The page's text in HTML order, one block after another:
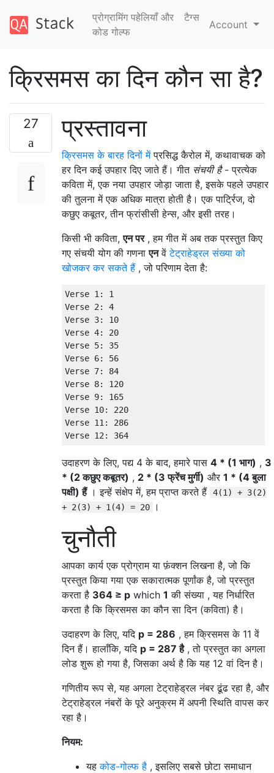
प्रोग्रामिंग पहेलियाँ और
कोड गोल्फ
टैग्‍स
Account
क्रिसमस का दिन कौन सा है?
27 प्रस्तावना
क्रिसमस के बारह दिनों मेंप्रसिद्ध कैरोल में, कथावाचक को
हर दिन कई उपहार दिए जाते हैं। गीत संचयी है- प्रत्येक
कविता में, एक नया उपहार जोड़ा जाता है, इसके पहले उपहार
की तुलना में एक अधिक मात्रा होती है। एक पार्ट्रिज, दो
कछुए कबूतर, तीन फ्रांसीसी हेन्स, और इसी तरह।
किसी भी कविता,एन पर, हम गीत में अब तक प्रस्तुत किए
गए संचयी योग की गणनाएनवेंटेट्राहेड्रल संख्या को
खोजकर कर सकते हैं, जो परिणाम देता है:
Verse 1: 1
Verse 2: 4
Verse 3: 10
Verse 4: 20
Verse 5: 35
Verse 6: 56
Verse 7: 84
Verse 8: 120
Verse 9: 165
Verse 10: 220
Verse 11: 286
उदाहरण के लिए, पद्य 4 के बाद, हमारे पास 4 * (1 भाग) , 3
* (2 कछुए कबूतर) , 2 * (3 फ्रेंच मुर्गी) और 1 * (4 बुला
पक्षी) हैं। इन्हें संक्षेप में, हम प्राप्त करते हैं 4(1) + 3(2)
+ 2(3) + 1(4) = 20
।
चुनौती
आपका कार्य एक प्रोग्राम या फ़ंक्शन लिखना है, जो कि
प्रस्तुत किया गया एक सकारात्मक पूर्णांक है, जो प्रस्तुत
करता है 364 ≥ p which 1 की संख्या , यह निर्धारित
करता है कि क्रिसमस का कौन सा दिन (कविता) है।
उदाहरण के लिए, यदि p = 286 , हम क्रिसमस के 11 वें
दिन हैं। हालाँकि, यदि p = 287 है, तो प्रस्तुत का अगला
लोड शुरू हो गया है, जिसका अर्थ है कि यह 12 वां दिन है।
गणितीय रूप से, यह अगला टेट्राहेड्रल नंबर ढूंढ रहा है, और
टेट्राहेड्रल नंबरों के पूरे अनुक्रम में अपनी स्थिति वापस कर
रहा है।
नियम:
यहकोड-गोल्फ है , इसलिए सबसे छोटा समाधान